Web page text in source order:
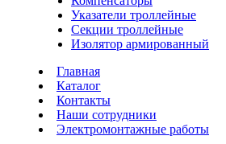
Указатели троллейные
Секции троллейные
Изолятор армированный
Главная
Каталог
Контакты
Наши сотрудники
Электромонтажные работы